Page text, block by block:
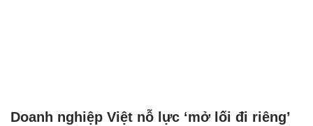
Doanh nghiệp Việt nỗ lực ‘mở lối đi riêng’